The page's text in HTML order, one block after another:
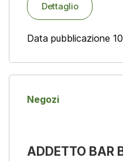
Dettaglio
Data pubblicazione
Negozi
ADDETTO BAR